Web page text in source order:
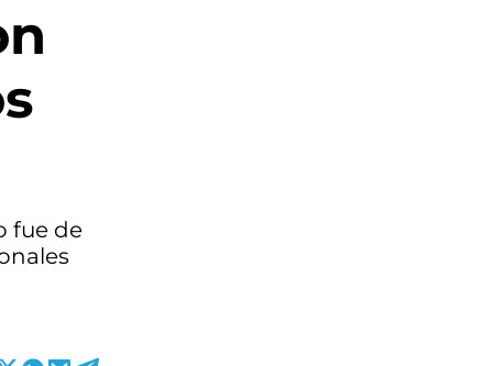
fue de